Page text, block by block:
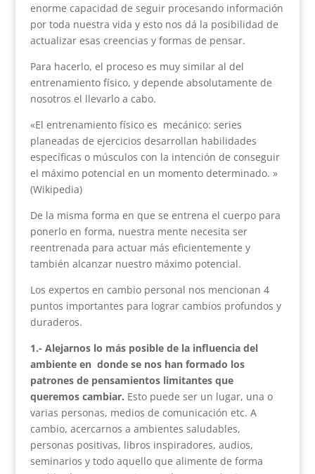
enorme capacidad de seguir procesando información
por toda nuestra vida y esto nos dá la posibilidad de
actualizar esas creencias y formas de pensar.
Para hacerlo, el proceso es muy similar al del
entrenamiento físico, y depende absolutamente de
nosotros el llevarlo a cabo.
«El entrenamiento físico es mecánico: series
planeadas de ejercicios desarrollan habilidades
específicas o músculos con la intención de conseguir
el máximo potencial en un momento determinado. »
(Wikipedia)
De la misma forma en que se entrena el cuerpo para
ponerlo en forma, nuestra mente necesita ser
reentrenada para actuar más eficientemente y
también alcanzar nuestro máximo potencial.
Los expertos en cambio personal nos mencionan 4
puntos importantes para lograr cambios profundos y
duraderos.
1.- Alejarnos lo más posible de la influencia del
ambiente en donde se nos han formado los
patrones de pensamientos limitantes que
queremos cambiar. Esto puede ser un lugar, una o
varias personas, medios de comunicación etc. A
cambio, acercarnos a ambientes saludables,
personas positivas, libros inspiradores, audios,
seminarios y todo aquello que alimente de forma